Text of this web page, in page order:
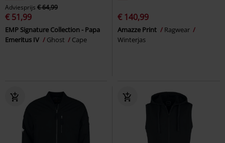
Adviesprijs € 64,99
€ 51,99
EMP Signature Collection - Papa
Emeritus IV
Ghost Cape
€ 140,99
Amazze Print
Ragwear
Winterjas